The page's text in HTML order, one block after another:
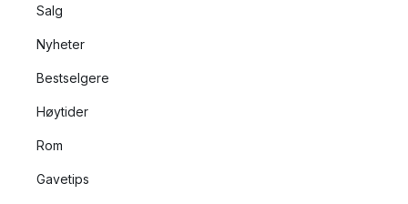
Salg
Nyheter
Bestselgere
Høytider
Rom
Gavetips